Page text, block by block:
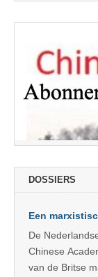
DOSSIERS
Een
De
Chinese
van de Britse